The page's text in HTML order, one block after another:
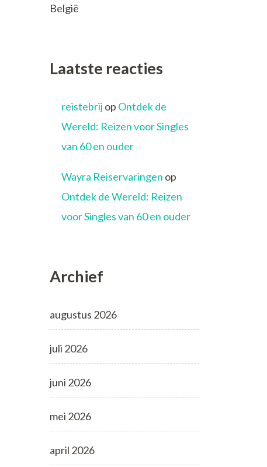
België
Laatste reacties
reistebrij op Ontdek de
Wereld: Reizen voor Singles
van 60 en ouder
Wayra Reiservaringen op
Ontdek de Wereld: Reizen
voor Singles van 60 en ouder
Archief
augustus 2026
juli 2026
juni 2026
mei 2026
april 2026